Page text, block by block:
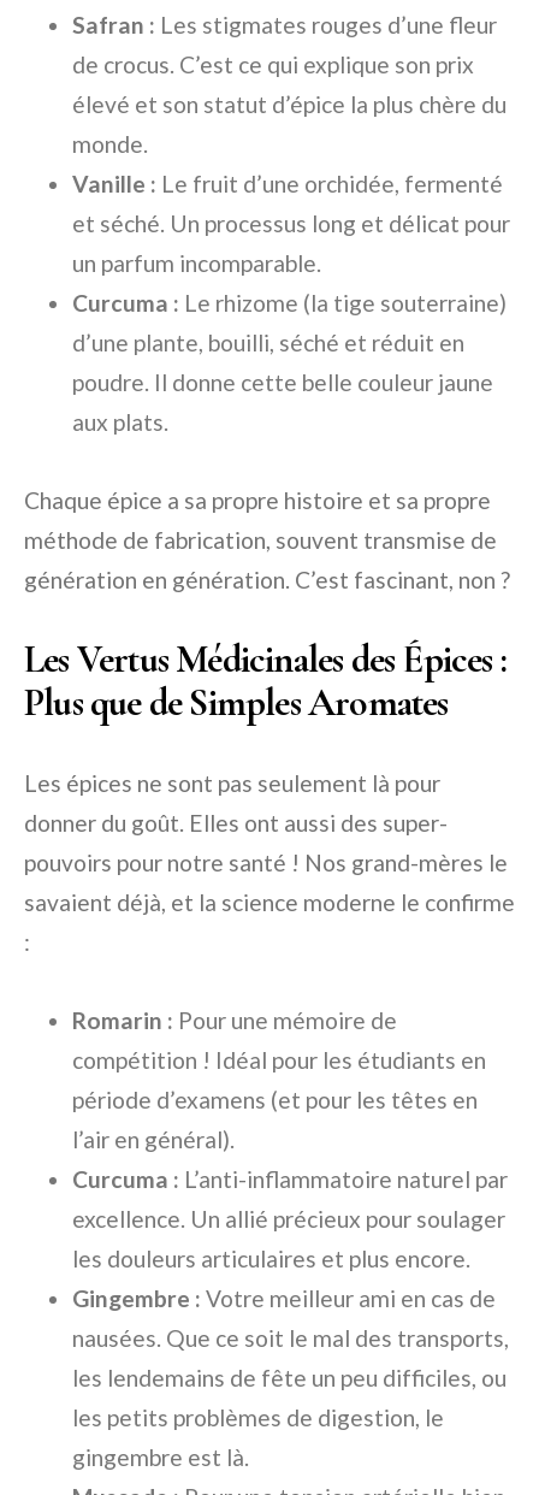
Safran : Les stigmates rouges d’une fleur
de crocus. C’est ce qui explique son prix
élevé et son statut d’épice la plus chère du
monde.
Vanille : Le fruit d’une orchidée, fermenté
et séché. Un processus long et délicat pour
un parfum incomparable.
Curcuma : Le rhizome (la tige souterraine)
d’une plante, bouilli, séché et réduit en
poudre. Il donne cette belle couleur jaune
aux plats.
Chaque épice a sa propre histoire et sa propre
méthode de fabrication, souvent transmise de
génération en génération. C’est fascinant, non ?
Les Vertus Médicinales des Épices :
Plus que de Simples Aromates
Les épices ne sont pas seulement là pour
donner du goût. Elles ont aussi des super-
pouvoirs pour notre santé ! Nos grand-mères le
savaient déjà, et la science moderne le confirme
:
Romarin : Pour une mémoire de
compétition ! Idéal pour les étudiants en
période d’examens (et pour les têtes en
l’air en général).
Curcuma : L’anti-inflammatoire naturel par
excellence. Un allié précieux pour soulager
les douleurs articulaires et plus encore.
Gingembre : Votre meilleur ami en cas de
nausées. Que ce soit le mal des transports,
les lendemains de fête un peu difficiles, ou
les petits problèmes de digestion, le
gingembre est là.